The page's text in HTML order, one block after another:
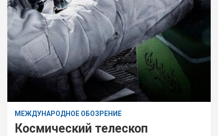
МЕЖДУНАРОДНОЕ ОБОЗРЕНИЕ
Космический телескоп